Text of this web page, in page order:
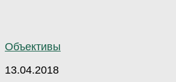
Объективы
13.04.2018